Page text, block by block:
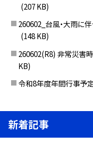
(207 KB)
260602_台風・大雨に
(148 KB)
260602(R8) 非常災害
KB)
令和8年度年間行事予
新着記事